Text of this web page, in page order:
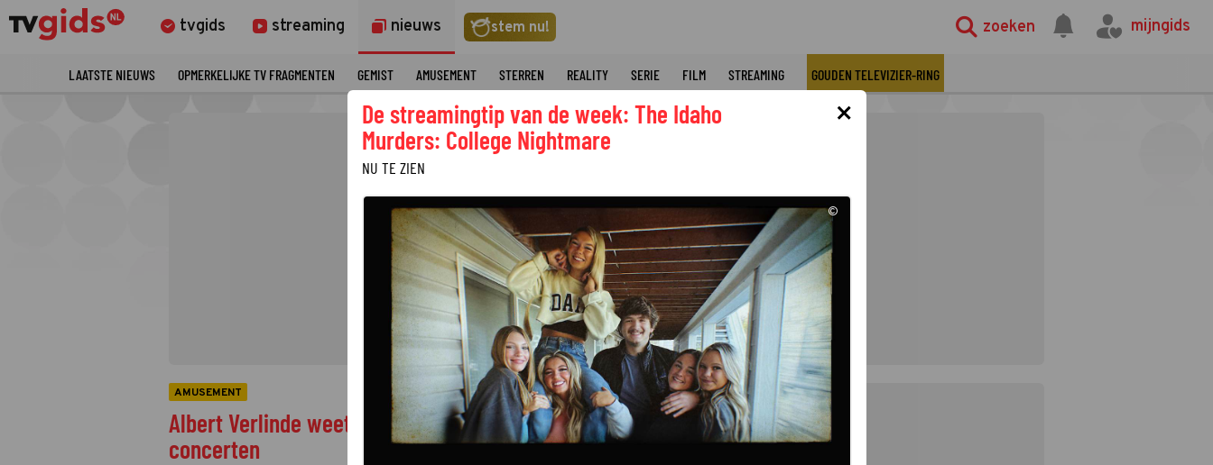
tvgids streaming nieuws stem nu! zoeken mijngids
LAATSTE NIEUWS OPMERKELIJKE TV FRAGMENTEN GEMIST AMUSEMENT STERREN REALITY SERIE FILM STREAMING GOUDEN TELEVIZIER-RING
AMUSEMENT
Albert Verlinde weet het zeker: André Hazes niet bij
concerten
×
De streamingtip van de week: The Idaho
Murders: College Nightmare
NU TE ZIEN
©